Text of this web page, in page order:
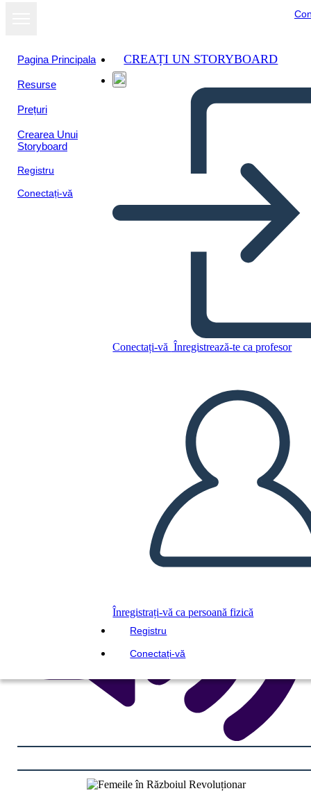
Pagina Principala
Resurse
Prețuri
Crearea Unui
Storyboard
Registru
Conectați-vă
CREAȚI UN STORYBOARD
Conectați-vă Înregistrează-te ca profesor
Înregistrați-vă ca persoană fizică
Registru
Conectați-vă
Revoluționar
CREAȚI UN STORYBOARD
REDAȚI PREZENTAREA DE DIAPOZITIVE
CITESTE-MI